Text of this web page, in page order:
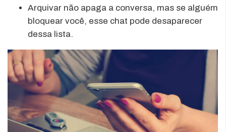
Arquivar não apaga a conversa, mas se alguém
bloquear você, esse chat pode desaparecer
dessa lista.